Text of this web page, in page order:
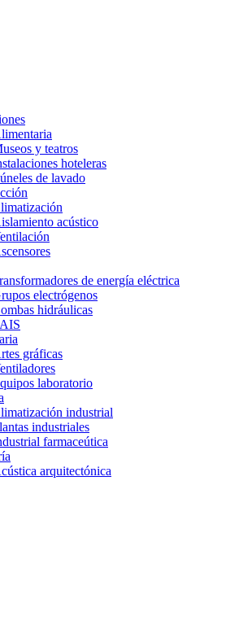
y teatros
hoteleras
de lavado
acústico
de energía eléctrica
electrógenos
hidráulicas
gráficas
laboratorio
industrial
industriales
farmaceútica
arquitectónica